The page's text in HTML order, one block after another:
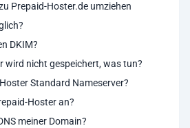
Prepaid-Hoster.de umziehen
DKIM?
wird nicht gespeichert, was tun?
Standard Nameserver?
Hoster an?
meiner Domain?